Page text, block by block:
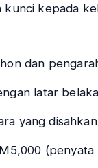
kepada
dan
latar
yang disahkan